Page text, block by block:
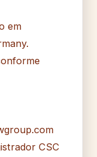
em
CSC